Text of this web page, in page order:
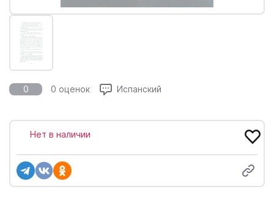
0 0 оценок Испанский
Нет в наличии